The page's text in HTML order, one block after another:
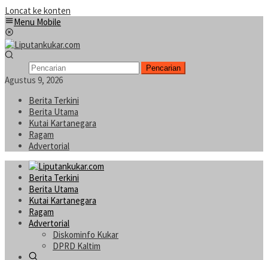
Loncat ke konten
Menu Mobile
Pencarian
Agustus 9, 2026
Berita Terkini
Berita Utama
Kutai Kartanegara
Ragam
Advertorial
Berita Terkini
Berita Utama
Kutai Kartanegara
Ragam
Advertorial
Diskominfo Kukar
DPRD Kaltim